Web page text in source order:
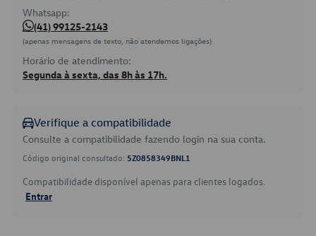
Whatsapp:
(41) 99125-2143
(apenas mensagens de texto, não atendemos ligações)
Horário de atendimento:
Segunda à sexta, das 8h às 17h.
Verifique a compatibilidade
Consulte a compatibilidade fazendo login na sua conta.
Código original consultado: 5Z0858349BNL1
Compatibilidade disponível apenas para clientes logados.
Entrar